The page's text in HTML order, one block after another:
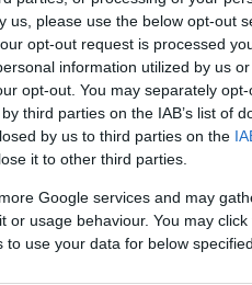
us, please use the below opt-out
opt-out request is processed
information utilized by us
opt-out. You may separately
third parties on the IAB’s list of
by us to third parties on the
it to other third parties.
Google services and may
or usage behaviour. You may
use your data for below
Με λεπτή άμμο,
προσελκύει
.
οι